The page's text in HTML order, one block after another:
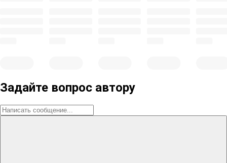
Задайте вопрос автору